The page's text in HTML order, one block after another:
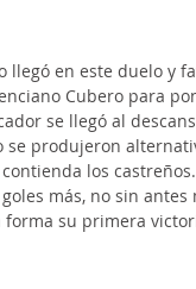
en este duelo y
Cubero para
se llegó al
produjeron
los
más, no sin
su primera